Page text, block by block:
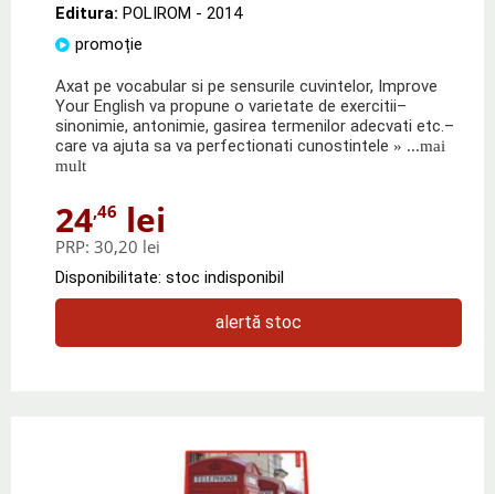
Editura: POLIROM - 2014
promoție
Axat pe vocabular si pe sensurile cuvintelor, Improve
Your English va propune o varietate de exercitii–
sinonimie, antonimie, gasirea termenilor adecvati etc.–
care va ajuta sa va perfectionati cunostintele » ...mai
mult
24,46 lei
PRP: 30,20 lei
Disponibilitate: stoc indisponibil
alertă stoc